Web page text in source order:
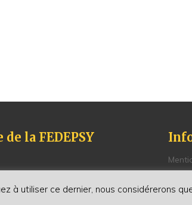
la FEDEPSY
à utiliser ce dernier, nous considérerons